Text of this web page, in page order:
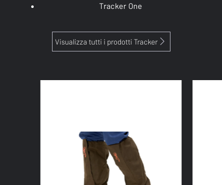
Tracker One
Visualizza tutti i prodotti Tracker